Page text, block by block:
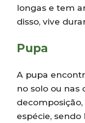
longas e tem
disso, vive
Pupa
A pupa
no solo ou nas
espécie,